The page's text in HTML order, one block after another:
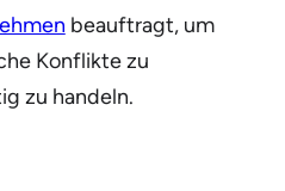
beauftragt, um
Konflikte zu
zu handeln.